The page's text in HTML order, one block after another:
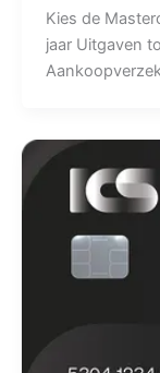
Kies de
jaar Uitgaven